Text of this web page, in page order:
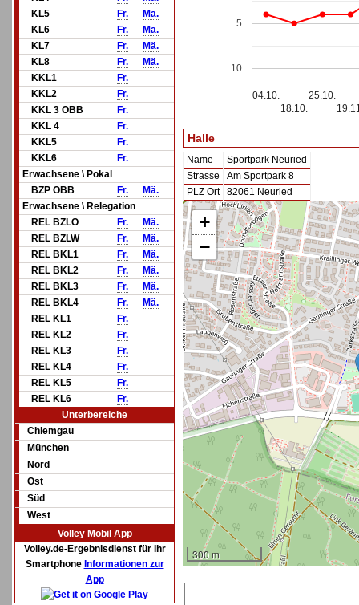
KL5
Fr.
Mä.
KL6
Fr.
Mä.
KL7
Fr.
Mä.
KL8
Fr.
Mä.
KKL1
Fr.
KKL2
Fr.
KKL 3 OBB
Fr.
KKL 4
Fr.
KKL5
Fr.
KKL6
Fr.
Erwachsene \ Pokal
BZP OBB
Fr.
Mä.
Erwachsene \ Relegation
REL BZLO
Fr.
Mä.
REL BZLW
Fr.
Mä.
REL BKL1
Fr.
Mä.
REL BKL2
Fr.
Mä.
REL BKL3
Fr.
Mä.
REL BKL4
Fr.
Mä.
REL KL1
Fr.
REL KL2
Fr.
REL KL3
Fr.
REL KL4
Fr.
REL KL5
Fr.
REL KL6
Fr.
Unterbereiche
Chiemgau
München
Nord
Ost
Süd
West
Volley Mobil App
Volley.de-Ergebnisdienst für Ihr
Smartphone Informationen zur
App
04.10.
18.10.
25.10.
5
10
Halle
Name
Sportpark Neuried
Strasse
Am Sportpark 8
PLZ Ort
82061 Neuried
+
−
300 m